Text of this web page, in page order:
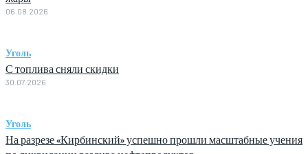
06.08.2026
Уголь
С топлива сняли скидки
30.07.2026
Уголь
На разрезе «Кирбинский» успешно прошли масштабные учения